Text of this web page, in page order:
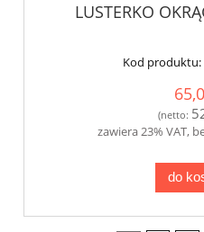
LUSTERKO
Kod produktu:
(netto:
zawiera 23% VAT,
do